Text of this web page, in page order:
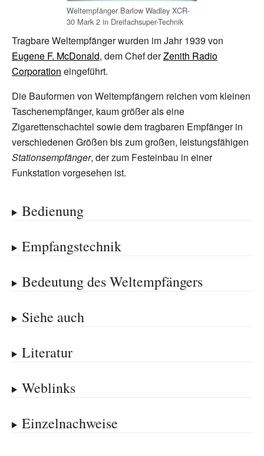
Weltempfänger Barlow Wadley XCR-
30 Mark 2 in Dreifachsuper-Technik
Tragbare Weltempfänger wurden im Jahr 1939 von
Eugene F. McDonald, dem Chef derZenith Radio
Corporation eingeführt.
Die Bauformen von Weltempfängern reichen vom kleinen
Taschenempfänger, kaum größer als eine
Zigarettenschachtel sowie dem tragbaren Empfänger in
verschiedenen Größen bis zum großen, leistungsfähigen
Stationsempfänger, der zum Festeinbau in einer
Funkstation vorgesehen ist.
Bedienung
Empfangstechnik
Bedeutung des Weltempfängers
Siehe auch
Literatur
Weblinks
Einzelnachweise